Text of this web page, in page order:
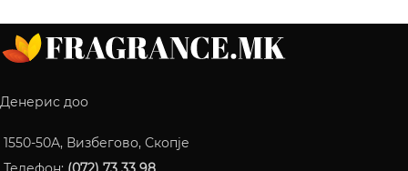
Денерис доо
1550-50A, Визбегово, Скопје